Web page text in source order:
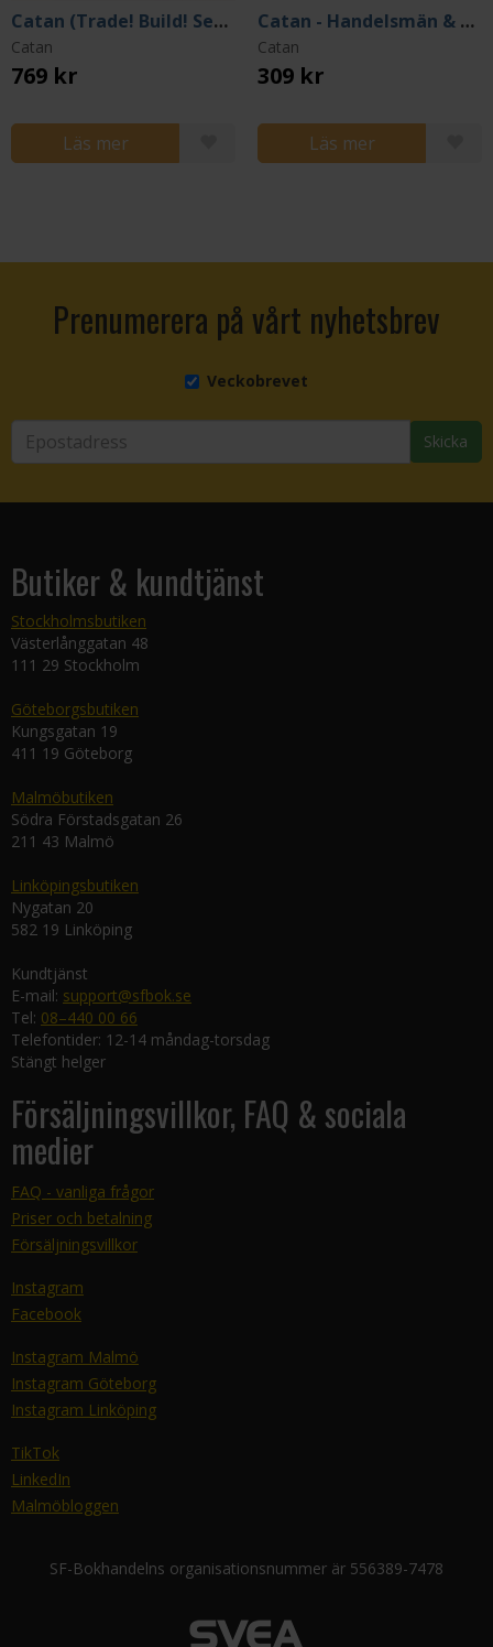
Catan (Trade! Build! Settle!)
Catan
769 kr
Läs mer
Catan - Handelsmän & Barbarer 5-6 (Nordic)
Catan
309 kr
Läs mer
Prenumerera på vårt nyhetsbrev
Veckobrevet
Skicka
Butiker & kundtjänst
Stockholmsbutiken
Västerlånggatan 48
111 29 Stockholm
Göteborgsbutiken
Kungsgatan 19
411 19 Göteborg
Malmöbutiken
Södra Förstadsgatan 26
211 43 Malmö
Linköpingsbutiken
Nygatan 20
582 19 Linköping
Kundtjänst
E-mail: support@sfbok.se
Tel: 08–440 00 66
Telefontider: 12-14 måndag-torsdag
Stängt helger
Försäljningsvillkor, FAQ & sociala
medier
FAQ - vanliga frågor
Priser och betalning
Försäljningsvillkor
Instagram
Facebook
Instagram Malmö
Instagram Göteborg
Instagram Linköping
TikTok
LinkedIn
Malmöbloggen
SF-Bokhandelns organisationsnummer är 556389-7478